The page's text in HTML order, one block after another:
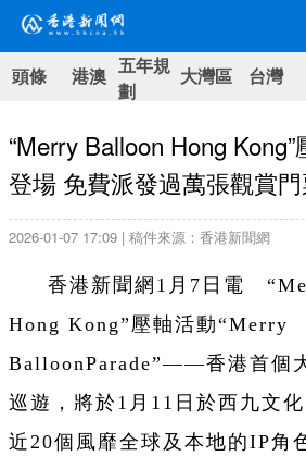
頭條 港澳 五年規
劃
大灣區 台灣
“Merry Balloon Hong
登場 免費派發過萬張觀賞
2026-01-07 17:09 | 稿件來源：香港新聞網
香港新聞網1月7日電
Hong Kong”壓軸活動“Merry
BalloonParade”——香港首個
巡遊，將於1月11日於西九文化
近20個風靡全球及本地的IP角